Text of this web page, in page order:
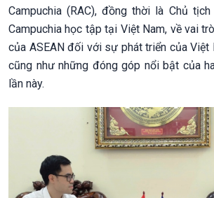
Campuchia (RAC), đồng thời là Chủ
Campuchia học tập tại Việt Nam, về vai
của ASEAN đối với sự phát triển của Việt
cũng như những đóng góp nổi bật của
lần này.